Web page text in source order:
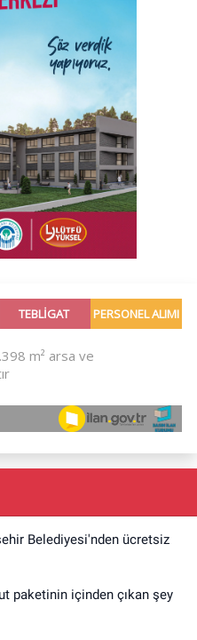
Belediyesi'nden ücretsiz
paketinin içinden çıkan şey